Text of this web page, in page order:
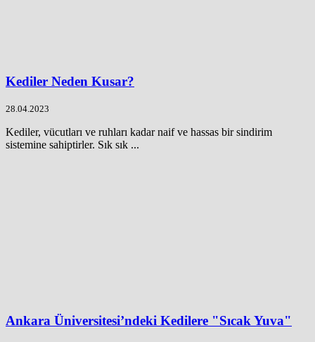
Kediler Neden Kusar?
28.04.2023
Kediler, vücutları ve ruhları kadar naif ve hassas bir sindirim
sistemine sahiptirler. Sık sık ...
Ankara Üniversitesi’ndeki Kedilere "Sıcak Yuva"